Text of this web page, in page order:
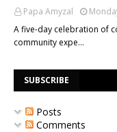
Papa Amyzal
A five-day celebration of
community expe…
SUBSCRIBE
Posts
Comments